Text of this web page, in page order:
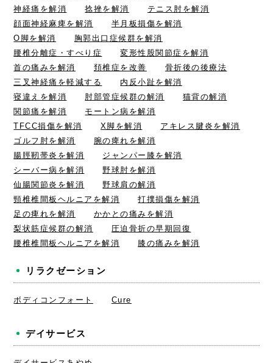
神経痛を解消
捻挫を解消
テニス肘を解消
顔面神経麻痺を解消
半月板損傷を解消
O脚を解消
胸郭出口症候群を解消
腰椎分離症・すべり症
変形性股関節症を解消
首の痛みを解消
頚椎症を改善
骨折後の後療法
三叉神経痛を軽減する
内反小趾を解消
寝違えを解消
肘部管症候群の解消
猫背の解消
関節痛を解消
モートン病を解消
TFCC損傷を解消
X脚を解消
アキレス腱炎を解消
ゴルフ肘を解消
腕の痺れを解消
腸脛靭帯炎を解消
ジャンパー膝を解消
シーバー病を解消
野球肘を解消
仙腸関節炎を解消
野球肩の解消
頸椎椎間板ヘルニアを解消
打撲損傷を解消
足の痺れを解消
かかとの痛みを解消
梨状筋症候群の解消
圧迫骨折の早期回復
腰椎椎間板ヘルニアを解消
膝の痛みを解消
リラクゼーション
ボディコンフォート Cure
デイサービス